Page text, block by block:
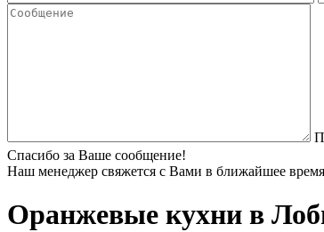
Спасибо за Ваше сообщение!
Наш менеджер свяжется с Вами в ближайшее
Оранжевые кухни в